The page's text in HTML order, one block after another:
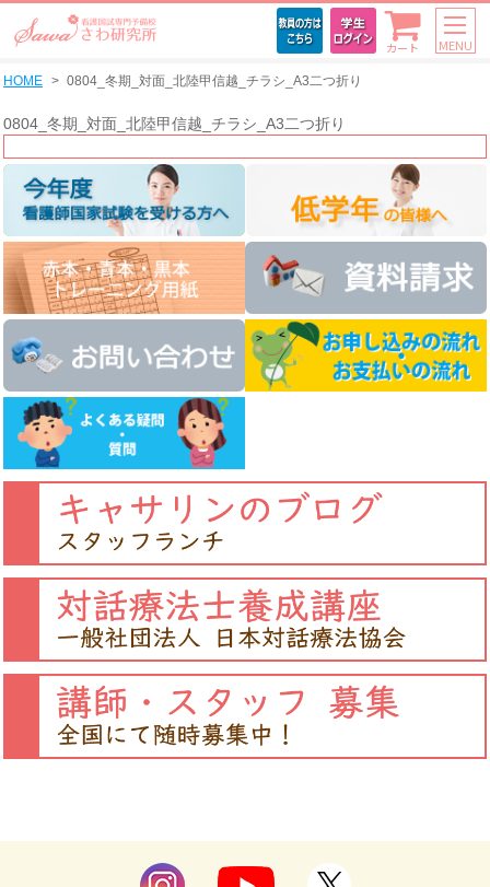
カート MENU
HOME 0804_冬期_対面_北陸甲信越_チラシ_A3二つ折り
0804_冬期_対面_北陸甲信越_チラシ_A3二つ折り